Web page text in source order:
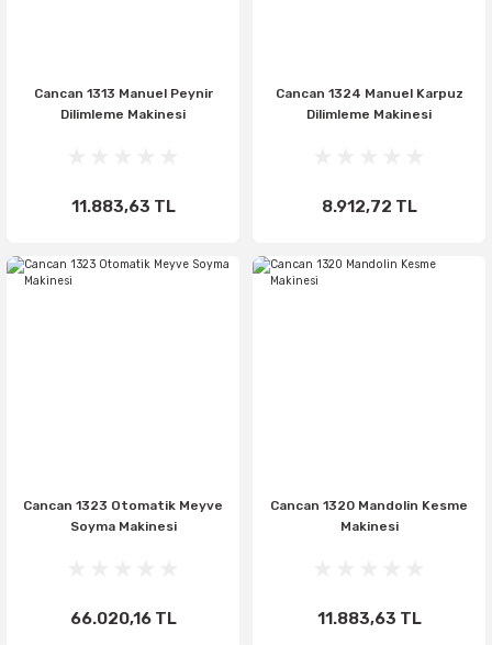
Cancan 1313 Manuel Peynir
Dilimleme Makinesi
11.883,63 TL
Cancan 1324 Manuel Karpuz
Dilimleme Makinesi
8.912,72 TL
Cancan 1323 Otomatik Meyve
Soyma Makinesi
66.020,16 TL
Cancan 1320 Mandolin Kesme
Makinesi
11.883,63 TL